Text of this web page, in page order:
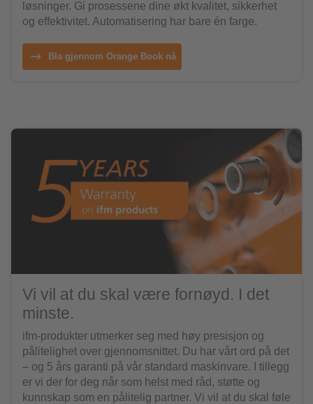
løsninger. Gi prosessene dine økt kvalitet, sikkerhet
og effektivitet. Automatisering har bare én farge.
Bla gjennom Orange Book nå
Vi vil at du skal være fornøyd. I det
minste.
ifm-produkter utmerker seg med høy presisjon og
pålitelighet over gjennomsnittet. Du har vårt ord på det
– og 5 års garanti på vår standard maskinvare. I tillegg
er vi der for deg når som helst med råd, støtte og
kunnskap som en pålitelig partner. Vi vil at du skal føle